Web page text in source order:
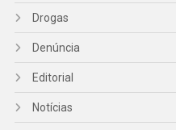
Drogas
Denúncia
Editorial
Notícias